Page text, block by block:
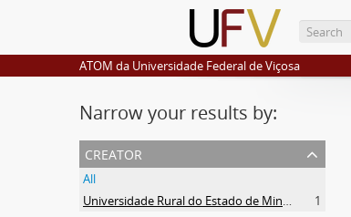
ATOM da Universidade Federal de Viçosa
Narrow your results by:
creator
All
Universidade Rural do Estado de Minas Gerais (Uremg)
1